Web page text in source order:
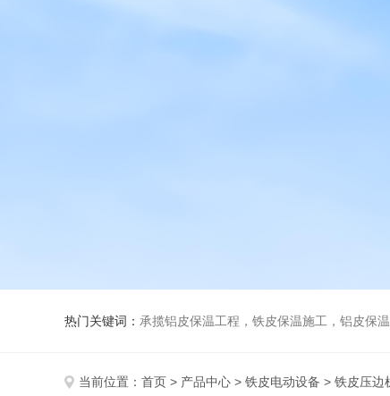
热门关键词： 承揽铝皮保温工程，铁皮保温施工，铝皮保
当前位置： 首页 > 产品中心 > 铁皮电动设备 > 铁皮压边